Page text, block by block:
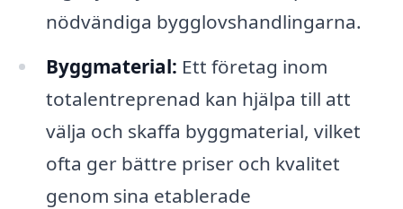
nödvändiga bygglovshandlingarna.
Byggmaterial: Ett företag inom
totalentreprenad kan hjälpa till att
välja och skaffa byggmaterial, vilket
ofta ger bättre priser och kvalitet
genom sina etablerade